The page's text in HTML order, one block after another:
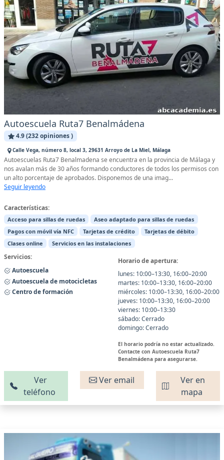
Autoescuela Ruta7 Benalmádena
4.9 (232 opiniones )
Calle Vega, número 8, local 3, 29631 Arroyo de La Miel, Málaga
Autoescuelas Ruta7 Benalmadena se encuentra en la provincia de Málaga y
nos avalan más de 30 años formando conductores de todos los permisos con
un alto porcentaje de aprobados. Disponemos de una imag...
Seguir leyendo
Características:
Acceso para sillas de ruedas
Aseo adaptado para sillas de ruedas
Pagos con móvil vía NFC
Tarjetas de crédito
Tarjetas de débito
Clases online
Servicios en las instalaciones
Servicios:
Autoescuela
Autoescuela de motocicletas
Centro de formación
Horario de apertura:
lunes: 10:00–13:30, 16:00–20:00
martes: 10:00–13:30, 16:00–20:00
miércoles: 10:00–13:30, 16:00–20:00
jueves: 10:00–13:30, 16:00–20:00
viernes: 10:00–13:30
sábado: Cerrado
domingo: Cerrado
El horario podría no estar actualizado.
Contacte con Autoescuela Ruta7
Benalmádena para asegurarse.
Ver
teléfono
Ver email
Ver en
mapa